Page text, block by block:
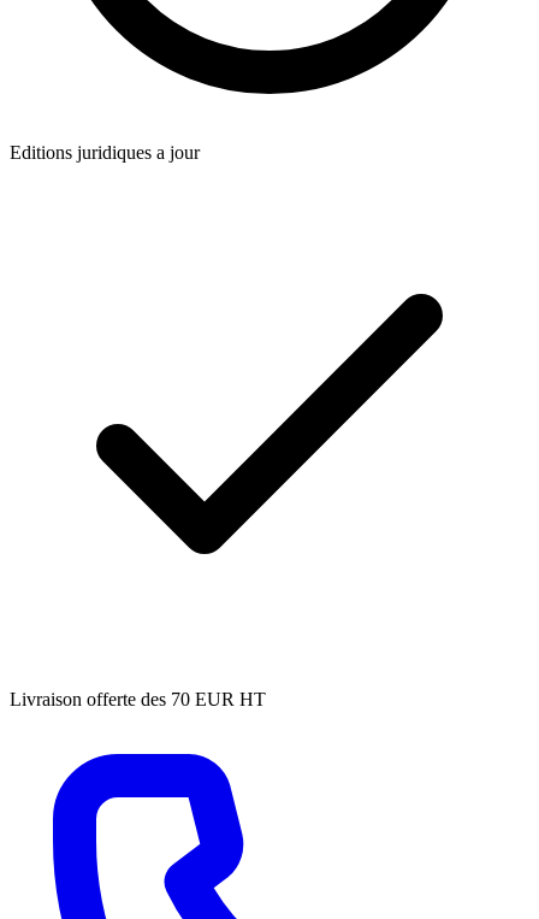
Editions juridiques a jour
Livraison offerte des 70 EUR HT